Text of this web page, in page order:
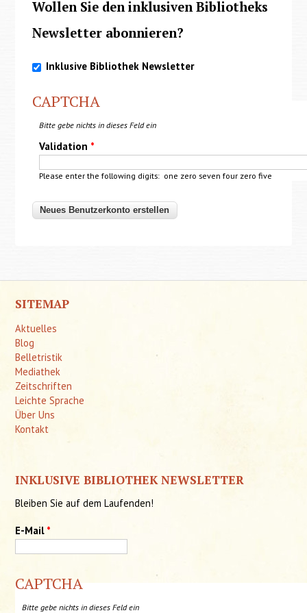
Wollen Sie den inklusiven Bibliotheks
Newsletter abonnieren?
Inklusive Bibliothek Newsletter
CAPTCHA
Bitte gebe nichts in dieses Feld ein
Validation *
Please enter the following digits: one zero seven four zero five
SITEMAP
Aktuelles
Blog
Belletristik
Mediathek
Zeitschriften
Leichte Sprache
Über Uns
Kontakt
INKLUSIVE BIBLIOTHEK NEWSLETTER
Bleiben Sie auf dem Laufenden!
E-Mail *
CAPTCHA
Bitte gebe nichts in dieses Feld ein